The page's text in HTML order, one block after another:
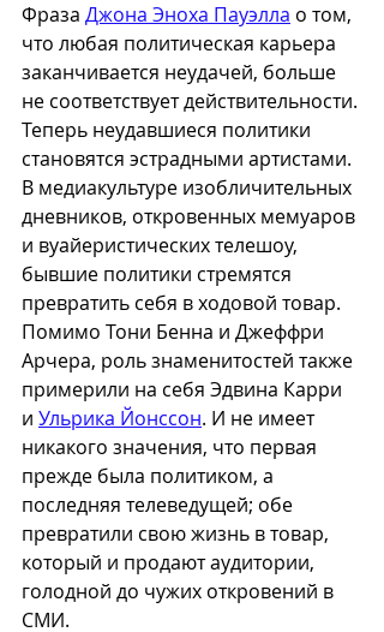
Фраза Джона Эноха Пауэлла о том,
что любая политическая карьера
заканчивается неудачей, больше
не соответствует действительности.
Теперь неудавшиеся политики
становятся эстрадными артистами.
В медиакультуре изобличительных
дневников, откровенных мемуаров
и вуайеристических телешоу,
бывшие политики стремятся
превратить себя в ходовой товар.
Помимо Тони Бенна и Джеффри
Арчера, роль знаменитостей также
примерили на себя Эдвина Карри
и Ульрика Йонссон. И не имеет
никакого значения, что первая
прежде была политиком, а
последняя телеведущей; обе
превратили свою жизнь в товар,
который и продают аудитории,
голодной до чужих откровений в
СМИ.